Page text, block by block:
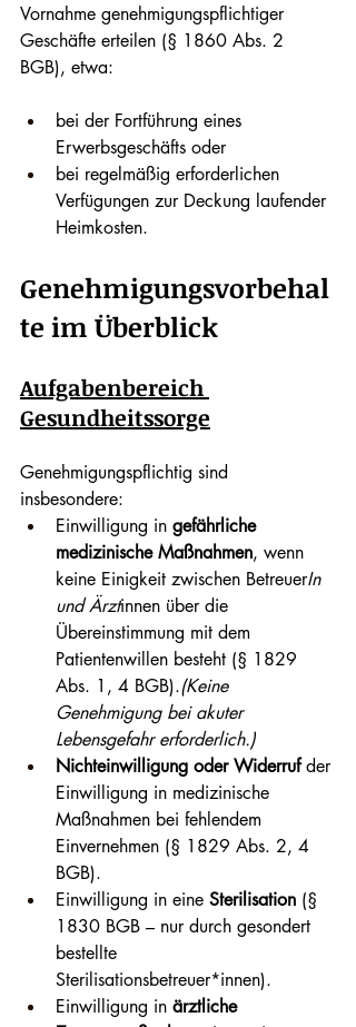
Vornahme genehmigungspflichtiger
Geschäfte erteilen (§ 1860 Abs. 2
BGB), etwa:
bei der Fortführung eines
Erwerbsgeschäfts oder
bei regelmäßig erforderlichen
Verfügungen zur Deckung laufender
Heimkosten.
Genehmigungsvorbehal
te im Überblick
Aufgabenbereich
Gesundheitssorge
Genehmigungspflichtig sind
insbesondere:
Einwilligung in gefährliche
medizinische Maßnahmen, wenn
keine Einigkeit zwischen BetreuerIn
und Ärztinnen über die
Übereinstimmung mit dem
Patientenwillen besteht (§ 1829
Abs. 1, 4 BGB).(Keine
Genehmigung bei akuter
Lebensgefahr erforderlich.)
Nichteinwilligung oder Widerruf der
Einwilligung in medizinische
Maßnahmen bei fehlendem
Einvernehmen (§ 1829 Abs. 2, 4
BGB).
Einwilligung in eine Sterilisation (§
1830 BGB – nur durch gesondert
bestellte
Sterilisationsbetreuer*innen).
Einwilligung in ärztliche